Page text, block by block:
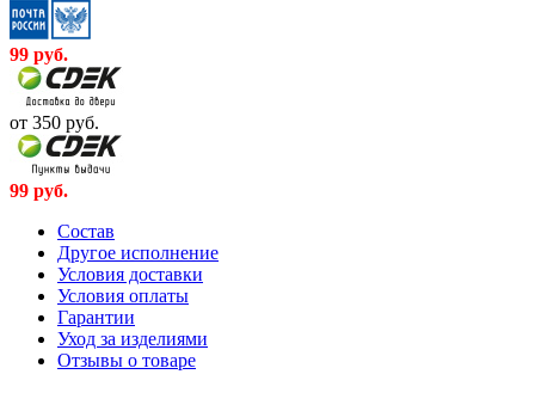
99 руб.
от 350 руб.
99 руб.
Cостав
Другое исполнение
Условия доставки
Условия оплаты
Гарантии
Уход за изделиями
Отзывы о товаре